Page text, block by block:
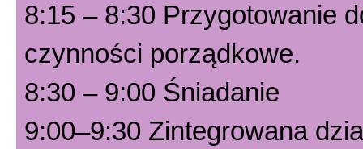
8:15 – 8:30 Przygotowanie
czynności porządkowe.
8:30 – 9:00 Śniadanie
9:00–9:30 Zintegrowana